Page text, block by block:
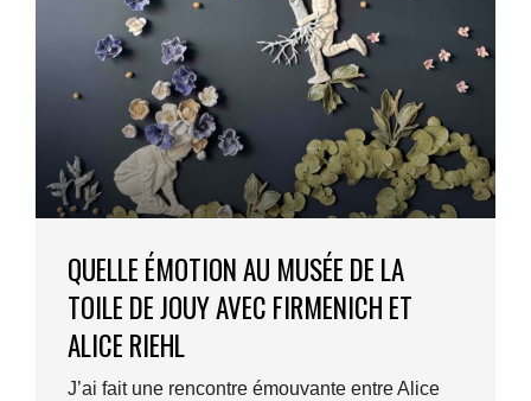
QUELLE ÉMOTION AU MUSÉE DE LA
TOILE DE JOUY AVEC FIRMENICH ET
ALICE RIEHL
J’ai fait une rencontre émouvante entre Alice